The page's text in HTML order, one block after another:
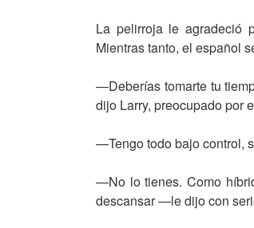
La pelirroja le agradeció
Mientras tanto, el español
—Deberías tomarte tu
dijo Larry, preocupado por
—Tengo todo bajo control,
—No lo tienes. Como
descansar —le dijo con